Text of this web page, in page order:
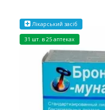
Лікарський засіб
31 шт. в 25 аптеках